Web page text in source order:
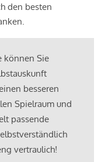
den besten
können Sie
besseren
Spielraum und
passende
vertraulich!